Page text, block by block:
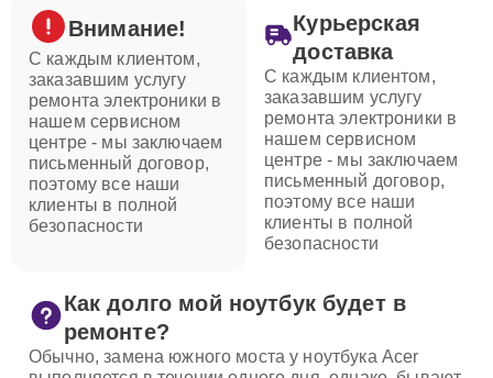
Внимание!
С каждым клиентом,
заказавшим услугу
ремонта электроники в
нашем сервисном
центре - мы заключаем
письменный договор,
поэтому все наши
клиенты в полной
безопасности
Курьерская
доставка
С каждым клиентом,
заказавшим услугу
ремонта электроники в
нашем сервисном
центре - мы заключаем
письменный договор,
поэтому все наши
клиенты в полной
безопасности
Как долго мой ноутбук будет в
ремонте?
Обычно, замена южного моста у ноутбука Acer